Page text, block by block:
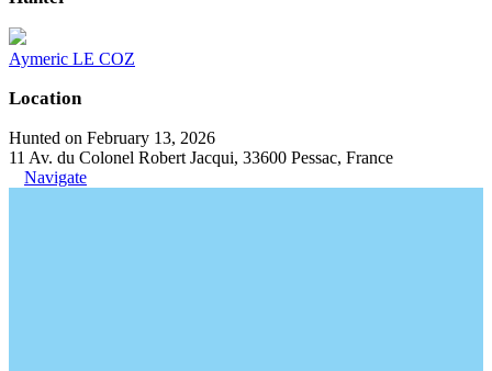
Aymeric LE COZ
Location
Hunted on February 13, 2026
11 Av. du Colonel Robert Jacqui, 33600 Pessac, France
Navigate